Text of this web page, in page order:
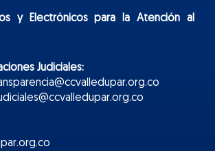
yElectrónicospara la Atención al
Judiciales: